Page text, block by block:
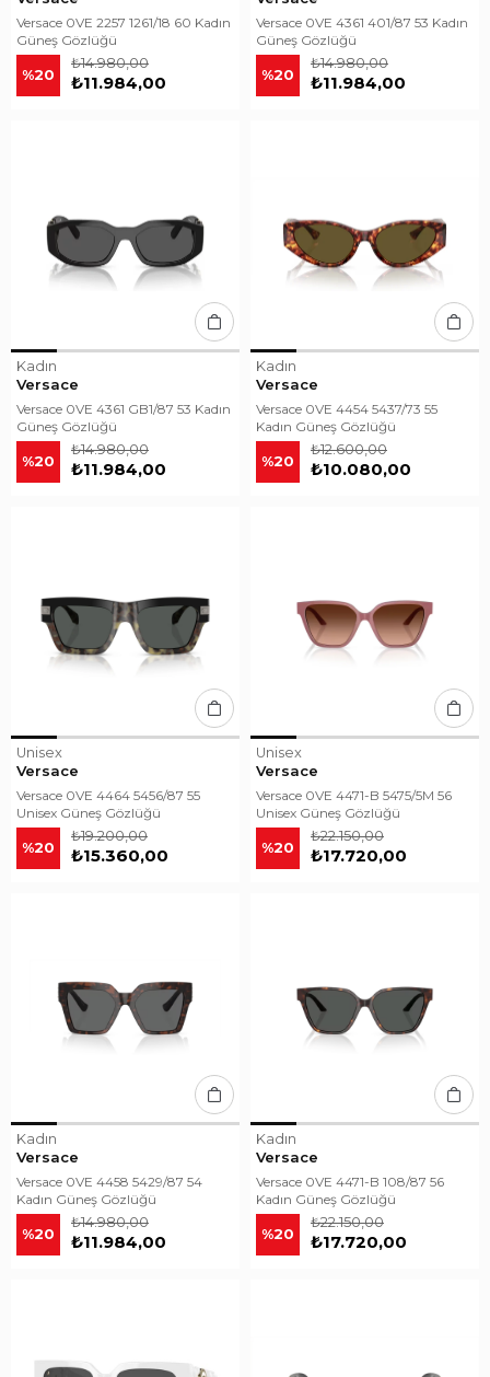
Versace 0VE 2257 1261/18 60 Kadın
Güneş Gözlüğü
%20 ₺11.984,00
₺14.980,00
Versace 0VE 4361 401/87 53 Kadın
Güneş Gözlüğü
%20 ₺11.984,00
₺14.980,00
Kadın
Versace
Versace 0VE 4361 GB1/87 53 Kadın
Güneş Gözlüğü
%20 ₺11.984,00
₺14.980,00
Kadın
Versace
Versace 0VE 4454 5437/73 55
Kadın Güneş Gözlüğü
%20 ₺10.080,00
₺12.600,00
Unisex
Versace
Versace 0VE 4464 5456/87 55
Unisex Güneş Gözlüğü
%20 ₺15.360,00
₺19.200,00
Unisex
Versace
Versace 0VE 4471-B 5475/5M 56
Unisex Güneş Gözlüğü
%20 ₺17.720,00
₺22.150,00
Kadın
Versace
Versace 0VE 4458 5429/87 54
Kadın Güneş Gözlüğü
%20 ₺11.984,00
₺14.980,00
Kadın
Versace
Versace 0VE 4471-B 108/87 56
Kadın Güneş Gözlüğü
%20 ₺17.720,00
₺22.150,00